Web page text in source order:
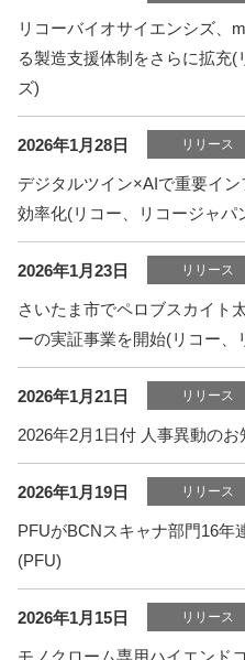
リコーバイオサイエンシズ、
る製造支援体制をさらに拡充(
ズ)
2026年1月28日 リリース
デジタルツイン×AIで重要イ
効率化(リコー、リコージャパ
2026年1月23日 リリース
さいたま市でペロブスカイト
ーの実証事業を開始(リコー、
2026年1月21日 リリース
2026年2月1日付 人事異動の
2026年1月19日 リリース
PFUがBCNスキャナ部門16年
(PFU)
2026年1月15日 リリース
モノクローム専用ハイエンド